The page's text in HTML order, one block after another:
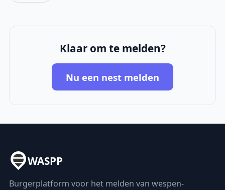
Klaar om te melden?
Nu een nest melden
WASPP
Burgerplatform voor het melden van wespen-